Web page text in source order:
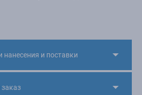
нанесения и поставки